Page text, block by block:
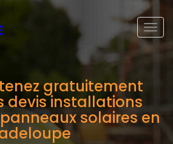
gratuitement
devis installations
solaires en